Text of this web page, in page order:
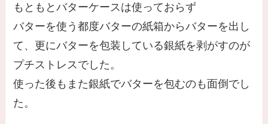
もともとバターケースは使っておらず
バターを使う都度バターの紙箱からバターを出し
て、更にバターを包装している銀紙を剥がすのが
プチストレスでした。
使った後もまた銀紙でバターを包むのも面倒でし
た。